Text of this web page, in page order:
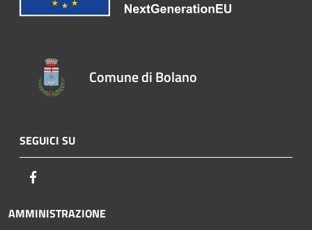
Comune di Bolano
SEGUICI SU
AMMINISTRAZIONE